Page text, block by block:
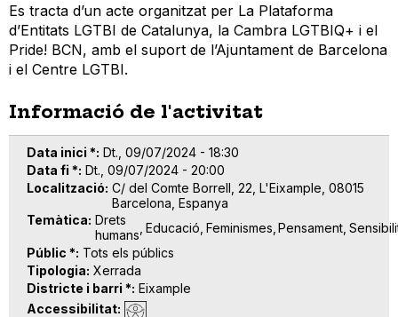
Es tracta d’un acte organitzat per La Plataforma
d’Entitats LGTBI de Catalunya, la Cambra LGTBIQ+ i el
Pride! BCN, amb el suport de l’Ajuntament de Barcelona
i el Centre LGTBI.
Informació de l'activitat
Data inici * Dt., 09/07/2024 - 18:30
Data fi * Dt., 09/07/2024 - 20:00
Localització C/ del Comte Borrell, 22, L'Eixample, 08015
Barcelona, Espanya
Temàtica Drets
humans Educació Feminismes Pensament
Públic * Tots els públics
Tipologia Xerrada
Districte i barri * Eixample
Accessibilitat